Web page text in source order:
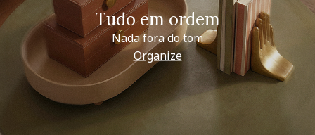
Tudo em ordem
Nada fora do tom
Organize